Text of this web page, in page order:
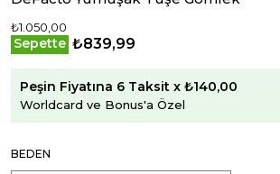
₺1.050,00
Sepette ₺839,99
Peşin Fiyatına 6 Taksit x ₺140,00
Worldcard ve Bonus'a Özel
BEDEN